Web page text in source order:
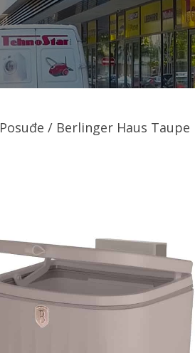
Posuđe / Berlinger Haus Taupe